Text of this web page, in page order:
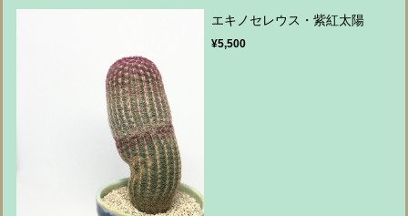
エキノセレウス・紫紅太陽
¥5,500